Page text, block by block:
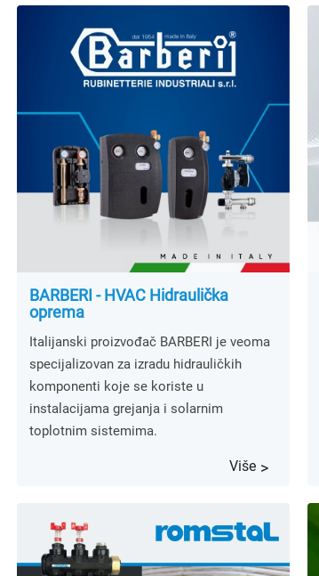
BARBERI - HVAC Hidraulička
oprema
Italijanski proizvođač BARBERI je veoma
specijalizovan za izradu hidrauličkih
komponenti koje se koriste u
instalacijama grejanja i solarnim
toplotnim sistemima.
Više